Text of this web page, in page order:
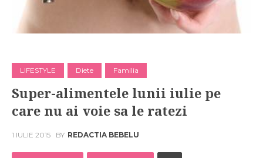
LIFESTYLE Diete Familia
Super-alimentele lunii iulie pe
care nu ai voie sa le ratezi
1 IULIE 2015 BY REDACTIA BEBELU